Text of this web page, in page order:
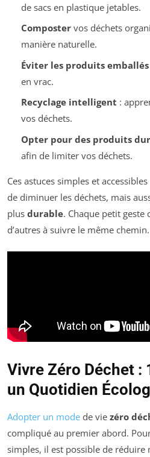
de sacs en plastique jetables.
Compostervos déchets
manière naturelle.
Éviter les produits emballés
en vrac.
Recyclage intelligent :
vos déchets.
Opter pour des produits
afin de limiter vos déchets.
Ces astuces simples et
de diminuer les déchets, mais
plus durable. Chaque petit
d’autres à suivre le même chemin.
Vivre Zéro Déchet :
un Quotidien
Adopter un mode de vie zéro
compliqué au premier abord.
simples, il est possible de réduire